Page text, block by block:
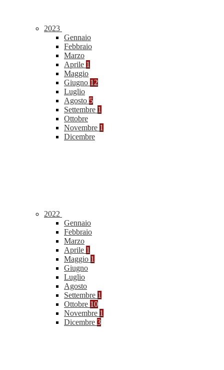
2023
Gennaio
Febbraio
Marzo
Aprile 1
Maggio
Giugno 12
Luglio
Agosto 5
Settembre 1
Ottobre
Novembre 1
Dicembre
2022
Gennaio
Febbraio
Marzo
Aprile 1
Maggio 1
Giugno
Luglio
Agosto
Settembre 1
Ottobre 10
Novembre 1
Dicembre 3